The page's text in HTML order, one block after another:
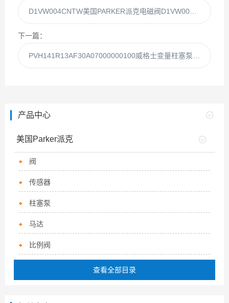
下一篇：
产品中心
美国Parker派克
阀
传感器
柱塞泵
马达
比例阀
查看全部目录